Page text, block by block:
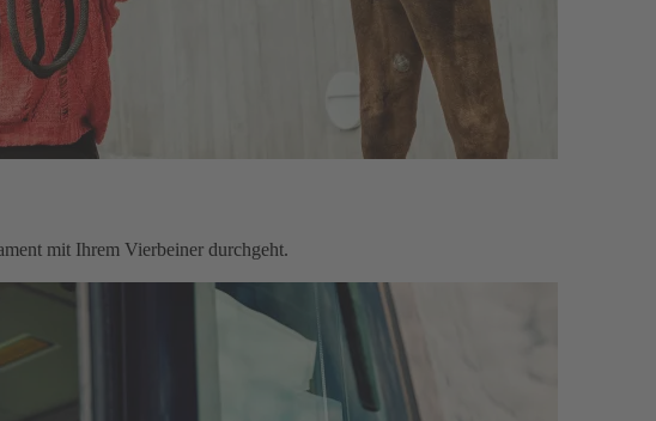
mit Ihrem Vierbeiner durchgeht.